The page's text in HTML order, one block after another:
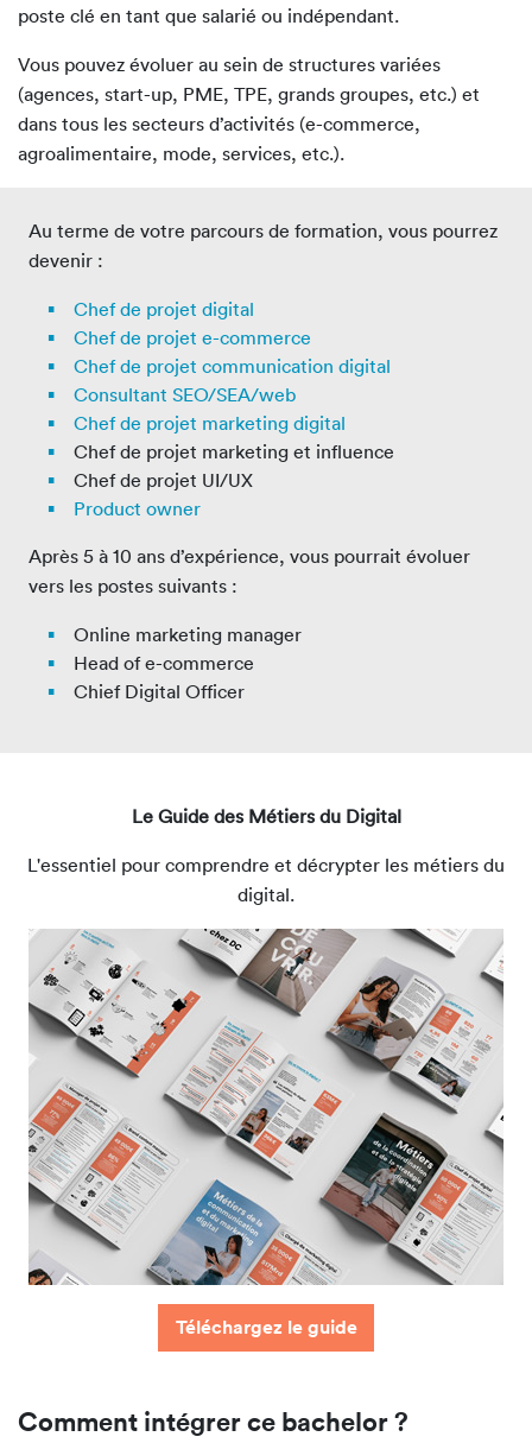
poste clé en tant que salarié ou indépendant.
Vous pouvez évoluer au sein de structures variées
(agences, start-up, PME, TPE, grands groupes, etc.) et
dans tous les secteurs d’activités (e-commerce,
agroalimentaire, mode, services, etc.).
Au terme de votre parcours de formation, vous pourrez
devenir :
Chef de projet digital
Chef de projet e-commerce
Chef de projet communication digital
Consultant SEO/SEA/web
Chef de projet marketing digital
Chef de projet marketing et influence
Chef de projet UI/UX
Product owner
Après 5 à 10 ans d’expérience, vous pourrait évoluer
vers les postes suivants :
Online marketing manager
Head of e-commerce
Chief Digital Officer
Le Guide des Métiers du Digital
L'essentiel pour comprendre et décrypter les métiers du
digital.
Téléchargez le guide
Comment intégrer ce bachelor ?